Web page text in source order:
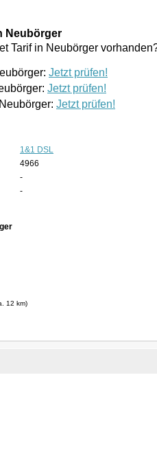
Neubörger
Tarif in Neubörger
Jetzt prüfen!
Jetzt prüfen!
Jetzt prüfen!
1&1 DSL
4966
-
-
12 km)